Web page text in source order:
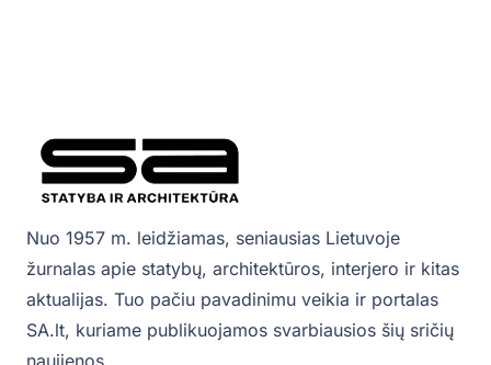
Nuo 1957 m. leidžiamas, seniausias Lietuvoje
žurnalas apie statybų, architektūros, interjero ir kitas
aktualijas. Tuo pačiu pavadinimu veikia ir portalas
SA.lt, kuriame publikuojamos svarbiausios šių sričių
naujienos.